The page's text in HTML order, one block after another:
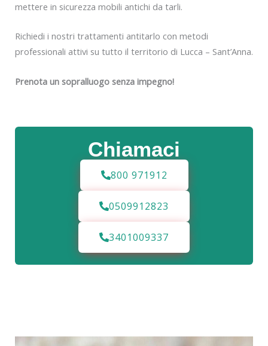
Chiamaci
800 971912
0509912823
3401009337
mettere in sicurezza mobili antichi da tarli.
Richiedi i nostri trattamenti antitarlo con metodi
professionali attivi su tutto il territorio di Lucca – Sant’Anna.
Prenota un sopralluogo senza impegno!